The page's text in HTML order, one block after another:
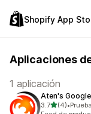
Shopify App
Aplicaciones
1 aplicación
Aten's
3.7de 5 estrellas
(4)
4 reseñas en
•